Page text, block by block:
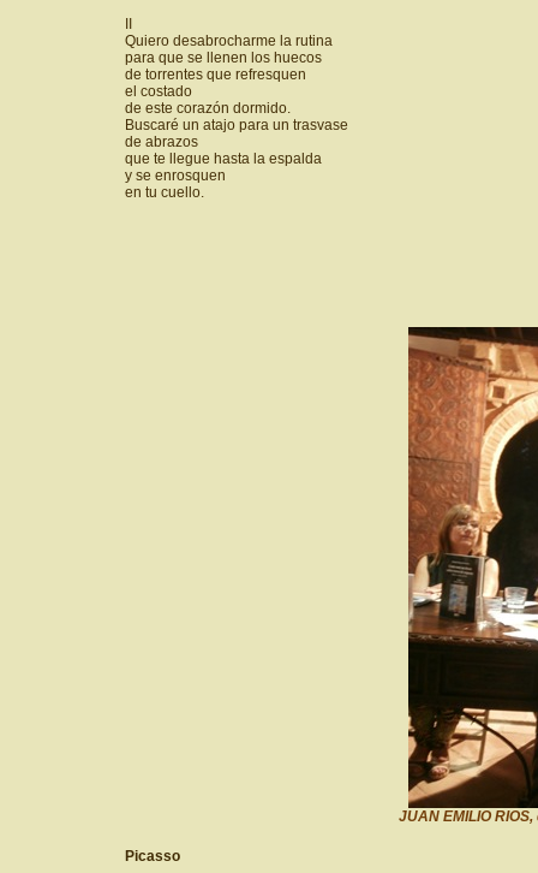
Quiero desabrocharme la rutina
para que se llenen los huecos
de torrentes que refresquen
el costado
de este corazón dormido.
Buscaré un atajo para un trasvase
de abrazos
que te llegue hasta la espalda
y se enrosquen
en tu cuello.
JUAN EMILIO
Picasso